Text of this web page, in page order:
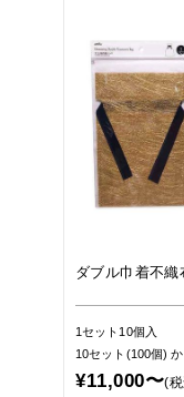
ダブル巾着不
1セット10個入
10セット(100個)
¥11,000〜(